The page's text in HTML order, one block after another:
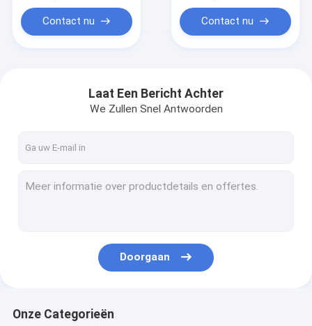
Contact nu Contact nu
Laat Een Bericht Achter
We Zullen Snel Antwoorden
Doorgaan
Onze Categorieën